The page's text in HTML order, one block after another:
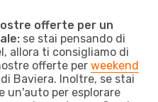
offerte per un
se stai pensando di
allora ti consigliamo di
offerte per weekend
Baviera. Inoltre, se stai
un'auto per esplorare